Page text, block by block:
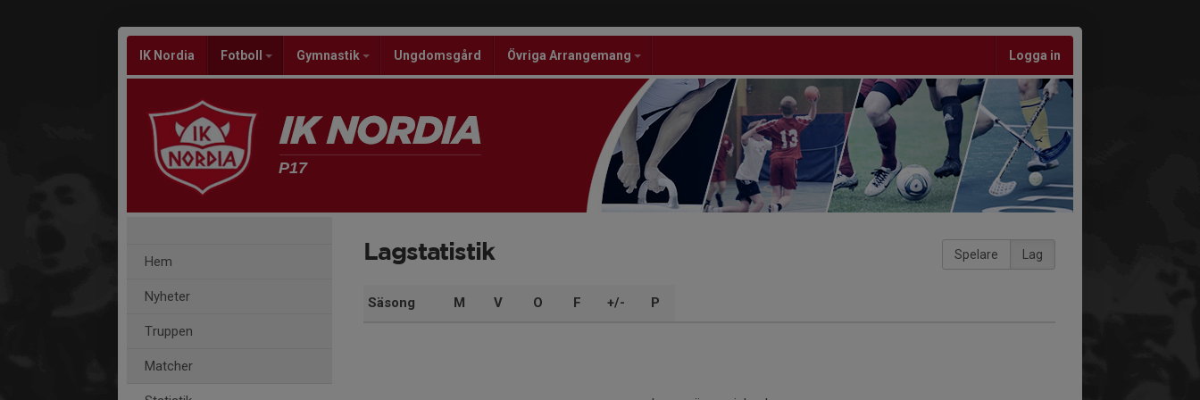
IK Nordia Fotboll Gymnastik Ungdomsgård Övriga Arrangemang Logga in
P17
Hem
Nyheter
Truppen
Matcher
Spelare Lag
Lagstatistik
Säsong M V O F +/- P